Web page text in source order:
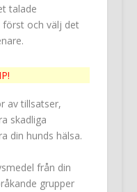
talade
och välj det
av tillsatser,
skadliga
din hunds hälsa.
från din
grupper